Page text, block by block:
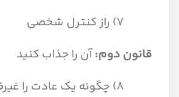
۷) راز کنترل شخصی
قانوندوم:آن را جذاب کنید
۸) چگونه یک عادت را غیرقابل مقاومت کنید